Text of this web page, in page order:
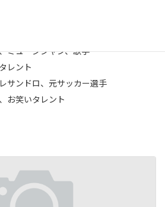
ミュージシャン、歌手
レント
サンドロ、元サッカー選手
お笑いタレント